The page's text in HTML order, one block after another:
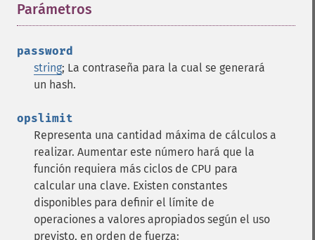
Parámetros
password
string; La contraseña para la cual se generará
un hash.
opslimit
Representa una cantidad máxima de cálculos a
realizar. Aumentar este número hará que la
función requiera más ciclos de CPU para
calcular una clave. Existen constantes
disponibles para definir el límite de
operaciones a valores apropiados según el uso
previsto, en orden de fuerza: